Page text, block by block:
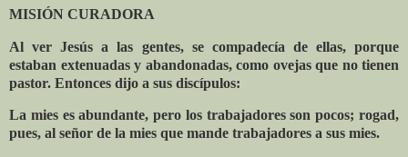
MISIÓN CURADORA
Al ver Jesús a las gentes, se compadecía de ellas, porque
estaban extenuadas y abandonadas, como ovejas que no tienen
pastor. Entonces dijo a sus discípulos:
La mies es abundante, pero los trabajadores son pocos; rogad,
pues, al señor de la mies que mande trabajadores a sus mies.